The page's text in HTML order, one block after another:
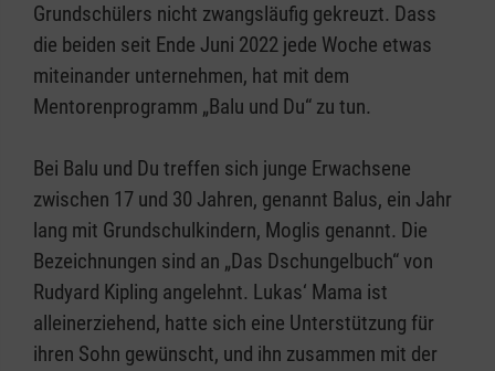
Grundschülers nicht zwangsläufig gekreuzt. Dass
die beiden seit Ende Juni 2022 jede Woche etwas
miteinander unternehmen, hat mit dem
Mentorenprogramm „Balu und Du“ zu tun.
Bei Balu und Du treffen sich junge Erwachsene
zwischen 17 und 30 Jahren, genannt Balus, ein Jahr
lang mit Grundschulkindern, Moglis genannt. Die
Bezeichnungen sind an „Das Dschungelbuch“ von
Rudyard Kipling angelehnt. Lukas‘ Mama ist
alleinerziehend, hatte sich eine Unterstützung für
ihren Sohn gewünscht, und ihn zusammen mit der